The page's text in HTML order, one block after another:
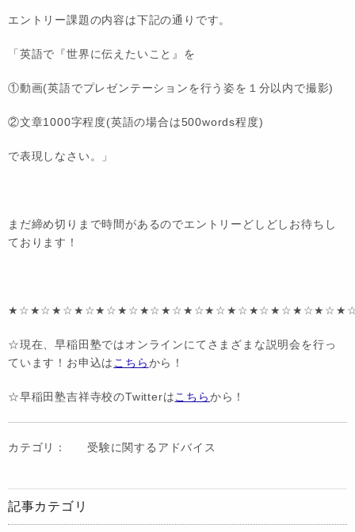
エントリー課題の内容は下記の通りです。
「英語で『世界に伝えたいこと』を
①動画(英語でプレゼンテーションを行う姿を１分以内で撮影)
②文章1000字程度(英語の場合は500words程度)
で表現しなさい。」
まだ締め切りまで時間があるのでエントリーどしどしお待ちし
ております！
☆現在、早稲田塾ではオンラインにてさまざまな説明会を行っ
ています！お申込はこちらから！
☆早稲田塾吉祥寺校のTwitterはこちらから！
カテゴリ： 受験に関するアドバイス
記事カテゴリ